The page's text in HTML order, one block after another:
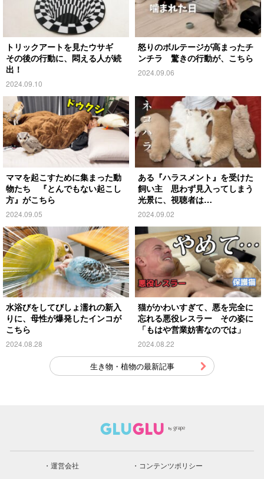
トリックアートを見たウサギ
その後の行動に、悶える人が続
出！
2024.09.10
怒りのボルテージが高まったチ
ンチラ 驚きの行動が、こちら
2024.09.06
ママを起こすために集まった動
物たち 『とんでもない起こし
方』がこちら
2024.09.05
ある『ハラスメント』を受けた
飼い主 思わず見入ってしまう
光景に、視聴者は…
2024.09.02
水浴びをしてびしょ濡れの新入
りに、母性が爆発したインコが
こちら
2024.08.28
猫がかわいすぎて、悪を完全に
忘れる悪役レスラー その姿に
「もはや営業妨害なのでは」
2024.08.22
生き物・植物の最新記事
運営会社
コンテンツポリシー